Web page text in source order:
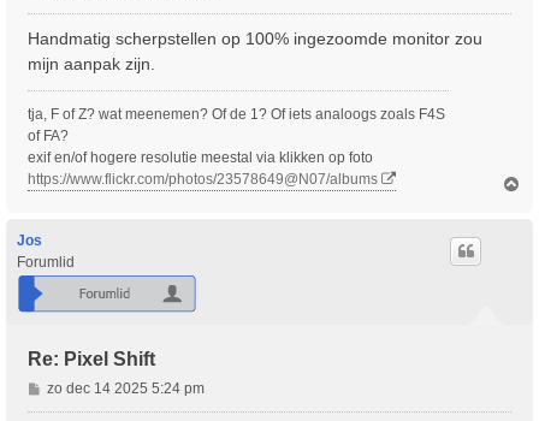
e
c
h
t
Handmatig scherpstellen op 100% ingezoomde monitor zou
mijn aanpak zijn.
tja, F of Z? wat meenemen? Of de 1? Of iets analoogs zoals F4S
of FA?
exif en/of hogere resolutie meestal via klikken op foto
https://www.flickr.com/photos/23578649@N07/albums
Jos
Forumlid
Re: Pixel Shift
B
e
zo dec 14 2025 5:24 pm